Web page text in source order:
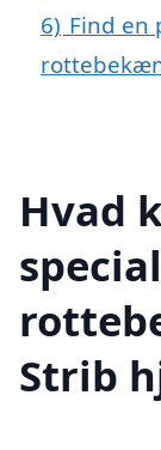
6) Find en
Hvad
Strib